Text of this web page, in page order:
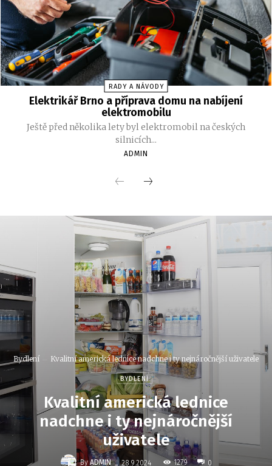
RADY A NÁVODY
Elektrikář Brno a příprava domu na nabíjení
elektromobilu
Ještě před několika lety byl elektromobil na českých
silnicích...
ADMIN